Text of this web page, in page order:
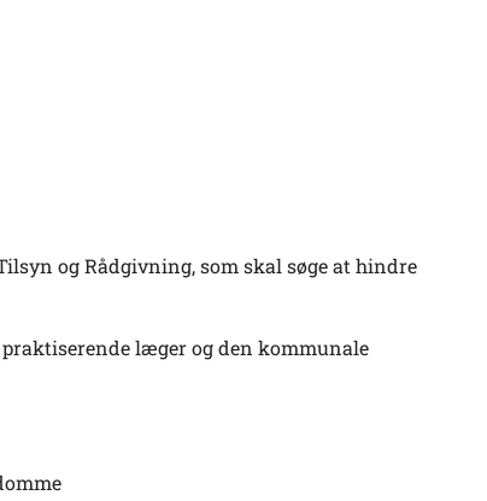
og Rådgivning, som skal søge at hindre
læger og den kommunale